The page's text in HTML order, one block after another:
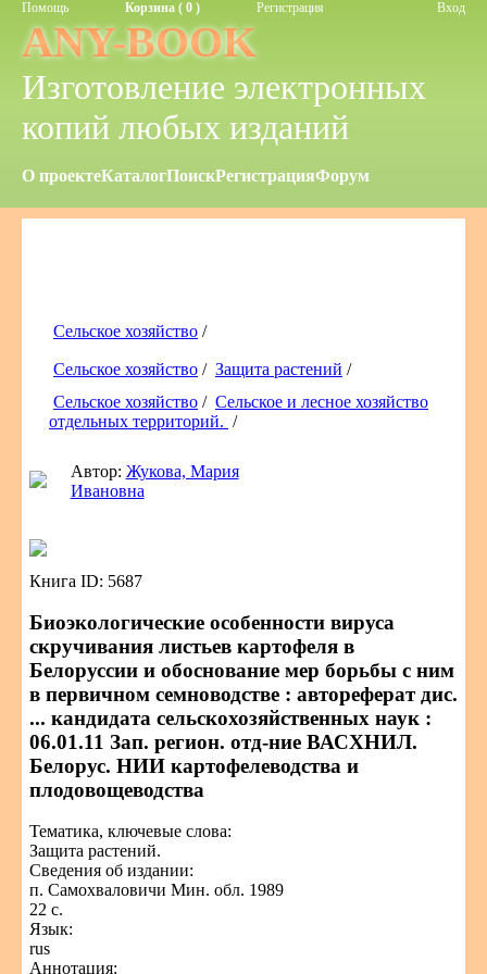
Помощь Корзина ( 0 ) Регистрация Вход
ANY-BOOK
Изготовление электронных
копий любых изданий
О проектеКаталогПоискРегистрацияФорум
Сельское хозяйство /
Сельское хозяйство / Защита растений /
Сельское хозяйство / Сельское и лесное хозяйство
отдельных территорий. /
Автор: Жукова, Мария
Ивановна
Книга ID: 5687
Биоэкологические особенности вируса
скручивания листьев картофеля в
Белоруссии и обоснование мер борьбы с ним
в первичном семноводстве : автореферат дис.
... кандидата сельскохозяйственных наук :
06.01.11 Зап. регион. отд-ние ВАСХНИЛ.
Белорус. НИИ картофелеводства и
плодовощеводства
Тематика, ключевые слова:
Защита растений.
Сведения об издании:
п. Самохваловичи Мин. обл. 1989
22 с.
Язык:
rus
Аннотация: